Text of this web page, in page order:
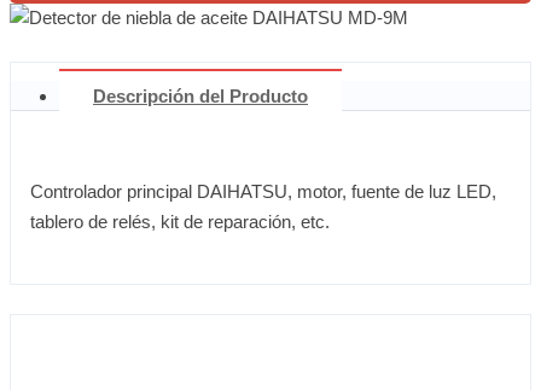
Descripción del Producto
Controlador principal DAIHATSU, motor, fuente de luz LED,
tablero de relés, kit de reparación, etc.